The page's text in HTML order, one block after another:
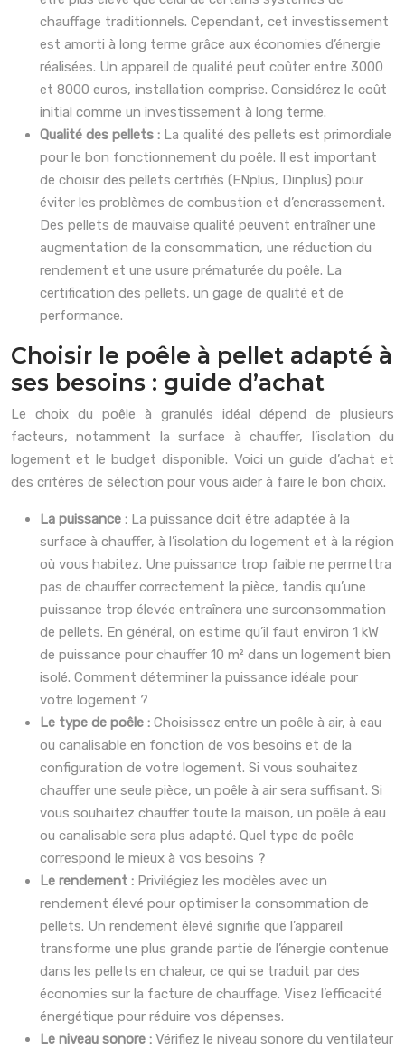
chauffage traditionnels. Cependant, cet investissement
est amorti à long terme grâce aux économies d’énergie
réalisées. Un appareil de qualité peut coûter entre 3000
et 8000 euros, installation comprise. Considérez le coût
initial comme un investissement à long terme.
Qualité des pellets : La qualité des pellets est primordiale
pour le bon fonctionnement du poêle. Il est important
de choisir des pellets certifiés (ENplus, Dinplus) pour
éviter les problèmes de combustion et d’encrassement.
Des pellets de mauvaise qualité peuvent entraîner une
augmentation de la consommation, une réduction du
rendement et une usure prématurée du poêle. La
certification des pellets, un gage de qualité et de
performance.
Choisir le poêle à pellet adapté à
ses besoins : guide d’achat
Le choix du poêle à granulés idéal dépend de plusieurs
facteurs, notamment la surface à chauffer, l’isolation du
logement et le budget disponible. Voici un guide d’achat et
des critères de sélection pour vous aider à faire le bon choix.
La puissance : La puissance doit être adaptée à la
surface à chauffer, à l’isolation du logement et à la région
où vous habitez. Une puissance trop faible ne permettra
pas de chauffer correctement la pièce, tandis qu’une
puissance trop élevée entraînera une surconsommation
de pellets. En général, on estime qu’il faut environ 1 kW
de puissance pour chauffer 10 m² dans un logement bien
isolé. Comment déterminer la puissance idéale pour
votre logement ?
Le type de poêle : Choisissez entre un poêle à air, à eau
ou canalisable en fonction de vos besoins et de la
configuration de votre logement. Si vous souhaitez
chauffer une seule pièce, un poêle à air sera suffisant. Si
vous souhaitez chauffer toute la maison, un poêle à eau
ou canalisable sera plus adapté. Quel type de poêle
correspond le mieux à vos besoins ?
Le rendement : Privilégiez les modèles avec un
rendement élevé pour optimiser la consommation de
pellets. Un rendement élevé signifie que l’appareil
transforme une plus grande partie de l’énergie contenue
dans les pellets en chaleur, ce qui se traduit par des
économies sur la facture de chauffage. Visez l’efficacité
énergétique pour réduire vos dépenses.
Le niveau sonore : Vérifiez le niveau sonore du ventilateur